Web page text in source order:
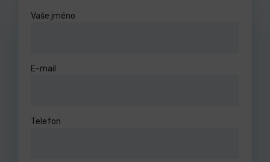
Vaše jméno
E-mail
Telefon